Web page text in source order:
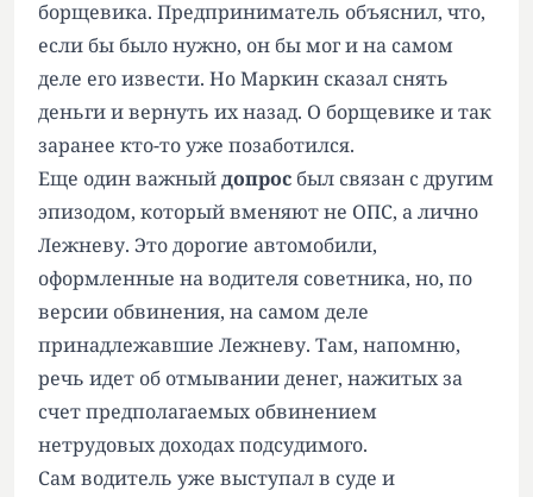
борщевика. Предприниматель объяснил, что,
если бы было нужно, он бы мог и на самом
деле его извести. Но Маркин сказал снять
деньги и вернуть их назад. О борщевике и так
заранее кто-то уже позаботился.
Еще один важныйдопрос был связан с другим
эпизодом, который вменяют не ОПС, а лично
Лежневу. Это дорогие автомобили,
оформленные на водителя советника, но, по
версии обвинения, на самом деле
принадлежавшие Лежневу. Там, напомню,
речь идет об отмывании денег, нажитых за
счет предполагаемых обвинением
нетрудовых доходах подсудимого.
Сам водитель уже выступал в суде и